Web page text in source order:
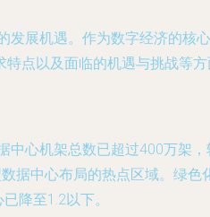
展机遇。作为数字经济的核
点以及面临的机遇与挑战等方
心机架总数已超过400万架
据中心布局的热点区域。绿
降至1.2以下。